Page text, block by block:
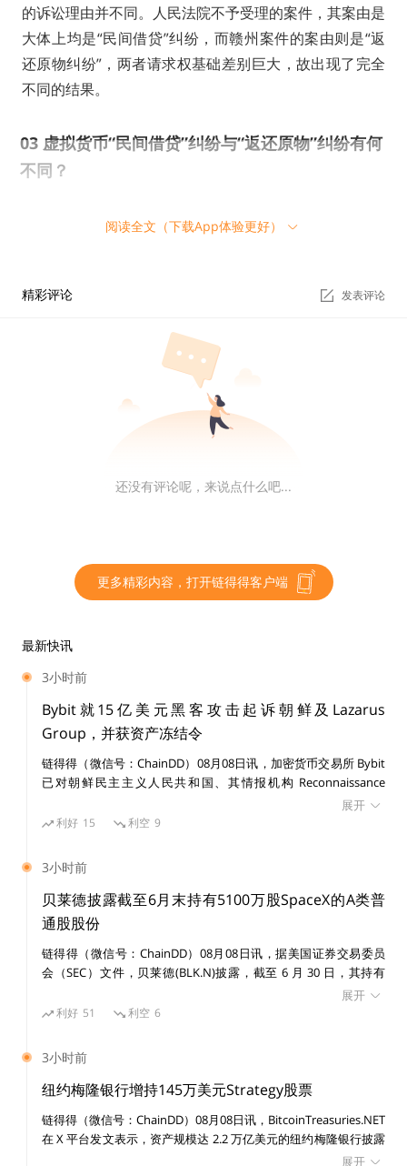
的诉讼理由并不同。人民法院不予受理的案件，其案由是
大体上均是“民间借贷”纠纷，而赣州案件的案由则是“返
还原物纠纷”，两者请求权基础差别巨大，故出现了完全
不同的结果。
03 虚拟货币“民间借贷”纠纷与“返还原物”纠纷有何
不同？
这两个案由最大的区别在于对虚拟货币性质的判定存在差
就是“货币”，如果是货币，自然可以要求以所借的虚拟货
或者其他种类的虚拟货币还款。但前文飒姐团队已经提
到，《关于进一步防范和处置虚拟货币交易炒作风险的通
知》等文件已经明确提出虚拟货币不具有与法定货币等同
的法律地位，不具有法偿性，不应且不能作为货币在市场
发的民事纠纷。
币的货币属性，但并未否定其“商品”或“网络虚拟财产”之
借用不违反法律规定，出借人向借用人出借虚拟货币后，
借用人应当按照双方约定期限归还所借之物。”
04写在最后
利用“返还原物”而非“欠债还钱”来处理比特币借贷纠纷确
实是一条可行之路，但实际操作层面问题却极为复杂。
首要考量因素莫过于物与货币概念的差异所带来的风险承
担问题。倘若将虚拟货币认定为货币（当然这种情况在我
国并不现实），那么原告便可避免虚拟货币在诉讼期间贬
值引发的风险。举例而言，原告以55万元人民币的价格
兑换某种虚拟货币并贷给被告，结果一年内该种虚拟货币
币值下跌99%，此种情况下原告仍可主张被告需按照贷款
时该种虚拟货币与人民币的兑换价格返还55万元人民
币，但如果认定虚拟货币是商品，判令返还原物，那么原
币币值下跌99%的情况下，原告就需要承担相应的损失。
其次，返还原物请求权是否适用于虚拟货币依然存疑，必
阅读全文（下载App体验更好）
精彩评论 发表评论
还没有评论呢，来说点什么吧...
更多精彩内容，打开链得得客户端
最新快讯
3小时前
Bybit就15亿美元黑客攻击起诉朝鲜及Lazarus
Group，并获资产冻结令
链得得（微信号：ChainDD）08月08日讯，加密货币交易所 Bybit
已对朝鲜民主主义人民共和国、其情报机构 Reconnaissance
General Bureau（RGB）及受国家制裁的黑客组织 Lazarus Group
提起民事诉讼，涉及一宗价值 15 亿美元的黑客攻击事件。 美国联
识别资产。
展开
利好 15 利空 9
3小时前
贝莱德披露截至6月末持有5100万股SpaceX的A类普
通股股份
链得得（微信号：ChainDD）08月08日讯，据美国证券交易委员
会（SEC）文件，贝莱德(BLK.N)披露，截至 6 月 30 日，其持有
展开
利好 51 利空 6
3小时前
纽约梅隆银行增持145万美元Strategy股票
链得得（微信号：ChainDD）08月08日讯，BitcoinTreasuries.NET
在 X 平台发文表示，资产规模达 2.2 万亿美元的纽约梅隆银行披露
增持 14,630 股 Strategy 股票，价值 145 万美元。目前其持有
展开